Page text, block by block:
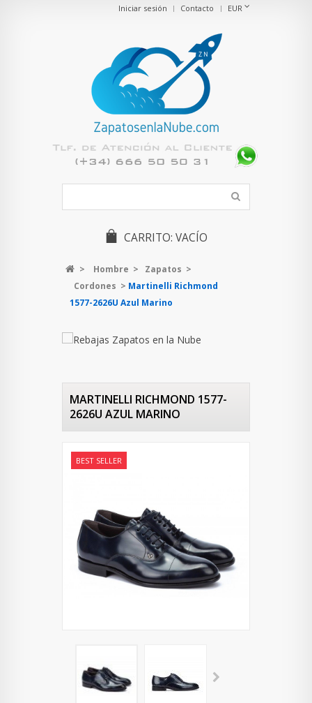
EUR
Contacto
Iniciar sesión
CARRITO: VACÍO
> Hombre > Zapatos >
Cordones > Martinelli Richmond
1577-2626U Azul Marino
MARTINELLI RICHMOND 1577-
2626U AZUL MARINO
BEST SELLER